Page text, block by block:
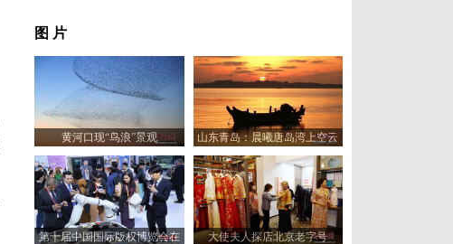
图 片
黄河口现“鸟浪”景观
山东青岛：晨曦唐岛湾上空云
霞变幻 宛如油画
第十届中国国际版权博览会在
大使夫人探店北京老字号